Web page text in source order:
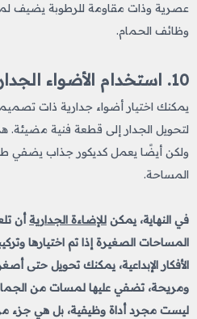
عصرية وذات مقاومة للرطوبة يضيف
وظائف الحمام.
10. استخدام الأضواء
يمكنك اختيار أضواء جدارية ذات
لتحويل الجدار إلى قطعة فنية مضيئة.
ولكن أيضًا يعمل كديكور جذاب يضفي
المساحة.
في النهاية، يمكن للإضاءة الجداريةأن
المساحات الصغيرة إذا تم اختيارها
الأفكار الإبداعية، يمكنك تحويل حتى
ومريحة، تضفي عليها لمسات من الجمال
ليست مجرد أداة وظيفية، بل هي جزء